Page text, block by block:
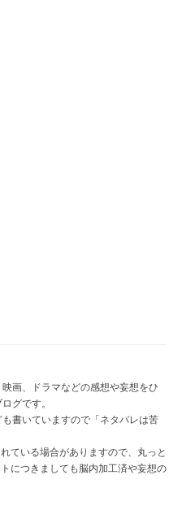
画、ドラマなどの感想や妄想をひ
グです。
書いていますので「ネタバレは苦
ている場合がありますので、丸っと
につきましても脳内加工済や妄想の